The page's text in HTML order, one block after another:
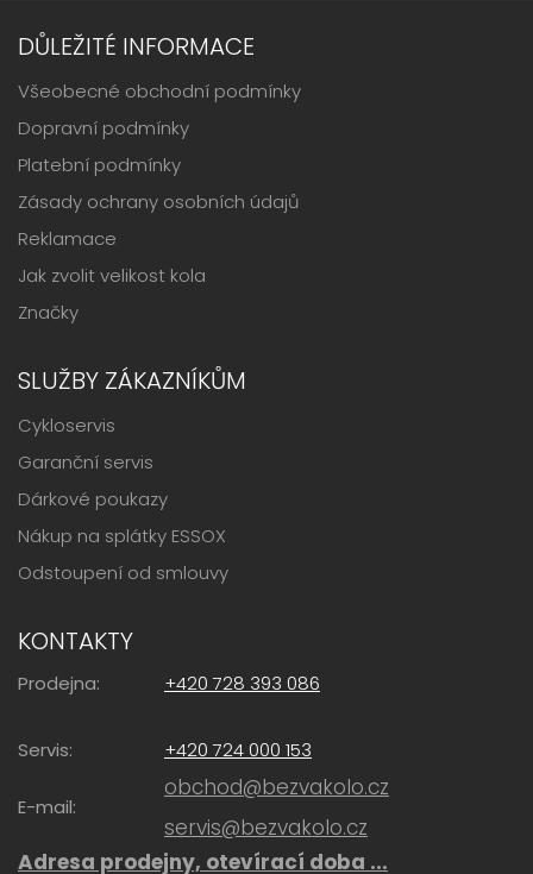
DŮLEŽITÉ INFORMACE
Všeobecné obchodní podmínky
Dopravní podmínky
Platební podmínky
Zásady ochrany osobních údajů
Reklamace
Jak zvolit velikost kola
Značky
SLUŽBY ZÁKAZNÍKŮM
Cykloservis
Garanční servis
Dárkové poukazy
Nákup na splátky ESSOX
Odstoupení od smlouvy
KONTAKTY
Prodejna: +420 728 393 086
Servis: +420 724 000 153
E-mail:
obchod@bezvakolo.cz
servis@bezvakolo.cz
Adresa prodejny, otevírací doba ...